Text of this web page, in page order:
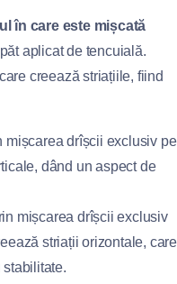
în care este mișcată
aplicat de tencuială.
creează striațiile, fiind
mișcarea drîșcii exclusiv pe
dând un aspect de
mișcarea drîșcii exclusiv
striații orizontale, care